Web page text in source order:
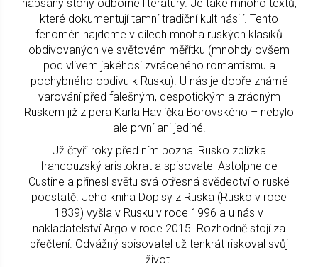
napsány stohy odborné literatury. Je také mnoho textů,
které dokumentují tamní tradiční kult násilí. Tento
fenomén najdeme v dílech mnoha ruských klasiků
obdivovaných ve světovém měřítku (mnohdy ovšem
pod vlivem jakéhosi zvráceného romantismu a
pochybného obdivu k Rusku). U nás je dobře známé
varování před falešným, despotickým a zrádným
Ruskem již z pera Karla Havlíčka Borovského – nebylo
ale první ani jediné.
Už čtyři roky před ním poznal Rusko zblízka
francouzský aristokrat a spisovatel Astolphe de
Custine a přinesl světu svá otřesná svědectví o ruské
podstatě. Jeho kniha Dopisy z Ruska (Rusko v roce
1839) vyšla v Rusku v roce 1996 a u nás v
nakladatelství Argo v roce 2015. Rozhodně stojí za
přečtení. Odvážný spisovatel už tenkrát riskoval svůj
život.